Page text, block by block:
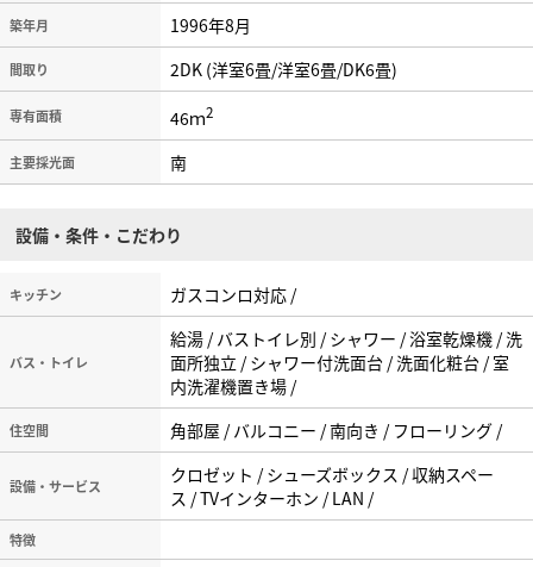
築年月 1996年8月
間取り 2DK (洋室6畳/洋室6畳/DK6畳)
専有面積 46ｍ2
主要採光面 南
設備・条件・こだわり
キッチン ガスコンロ対応 /
バス・トイレ
給湯 / バストイレ別 / シャワー / 浴室乾燥機 / 洗
面所独立 / シャワー付洗面台 / 洗面化粧台 / 室
内洗濯機置き場 /
住空間 角部屋 / バルコニー / 南向き / フローリング /
設備・サービス
クロゼット / シューズボックス / 収納スペー
ス / TVインターホン / LAN /
特徴